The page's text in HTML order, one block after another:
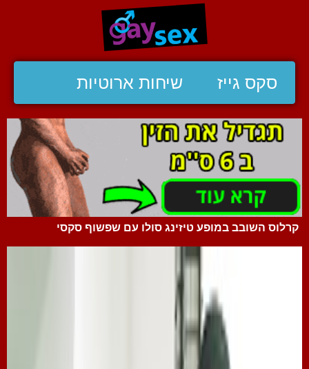
סקס גייז שיחות ארוטיות
קרלוס השובב במופע טיזינג סולו עם שפשוף סקסי